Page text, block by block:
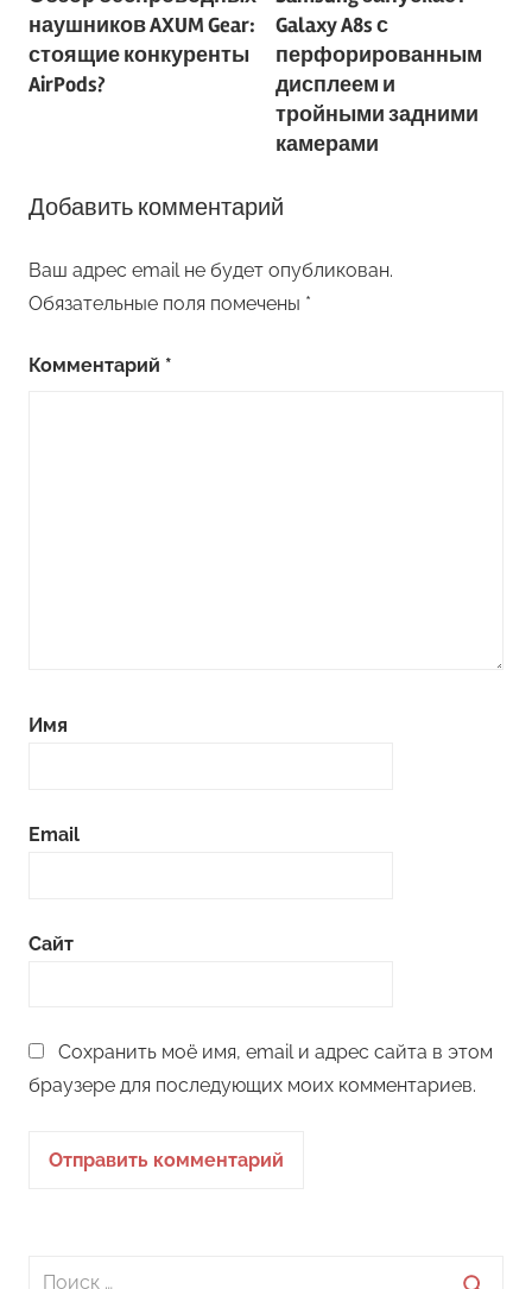
по
записям
наушников AXUM Gear:
стоящие конкуренты
AirPods?
Galaxy A8s с
перфорированным
дисплеем и
тройными задними
камерами
Добавить комментарий
Ваш адрес email не будет опубликован.
Обязательные поля помечены *
Комментарий *
Имя
Email
Сайт
Сохранить моё имя, email и адрес сайта в этом
браузере для последующих моих комментариев.
Поиск